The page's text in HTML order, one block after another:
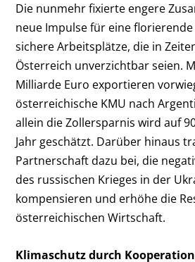
Die nunmehr fixierte engere
neue Impulse für eine
sichere Arbeitsplätze, die in
Österreich unverzichtbar seien.
Milliarde Euro exportieren
österreichische KMU nach
allein die Zollersparnis wird auf
Jahr geschätzt. Darüber hinaus
Partnerschaft dazu bei, die
des russischen Krieges in der
kompensieren und erhöhe die
österreichischen Wirtschaft.
Klimaschutz durch Kooperation